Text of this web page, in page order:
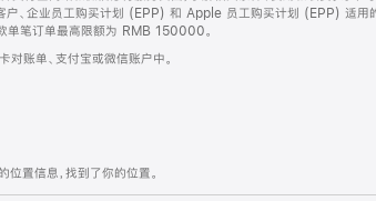
户、企业员工购买计划 (EPP) 和 Apple 员工购买计划 (EPP) 适用
单笔订单最高限额为 RMB 150000。
账单、支付宝或微信账户中。
置信息，找到了你的位置。